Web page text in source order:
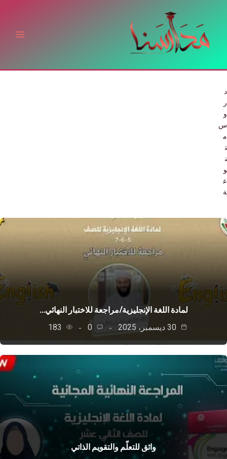
لمادة اللغة الإنجليزية/مراجعة للاختبار النهائي…
0
183
واثق للتعلّم والتقويم الذاتي